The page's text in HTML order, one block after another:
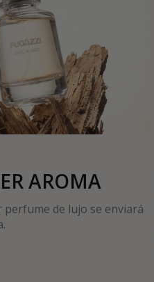
AROMA
de lujo se enviará